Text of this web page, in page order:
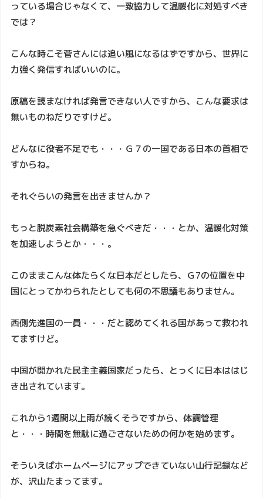
っている場合じゃなくて、一致協力して温暖化に対処すべき
では？
こんな時こそ菅さんには追い風になるはずですから、世界に
力強く発信すればいいのに。
原稿を読まなければ発言できない人ですから、こんな要求は
無いものねだりですけど。
どんなに役者不足でも・・・Ｇ７の一国である日本の首相で
すからね。
それぐらいの発言を出きませんか？
もっと脱炭素社会構築を急ぐべきだ・・・とか、温暖化対策
を加速しようとか・・・。
このままこんな体たらくな日本だとしたら、Ｇ7の位置を中
国にとってかわられたとしても何の不思議もありません。
西側先進国の一員・・・だと認めてくれる国があって救われ
てますけど。
中国が開かれた民主主義国家だったら、とっくに日本ははじ
き出されています。
これから1週間以上雨が続くそうですから、体調管理
と・・・時間を無駄に過ごさないための何かを始めます。
そういえばホームページにアップできていない山行記録など
が、沢山たまってます。